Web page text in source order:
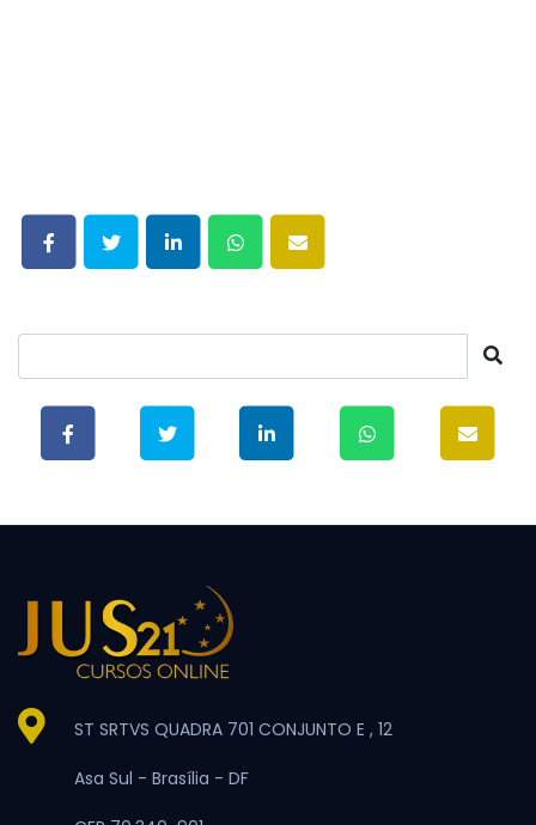
ST SRTVS QUADRA 701 CONJUNTO E , 12
Asa Sul - Brasília - DF